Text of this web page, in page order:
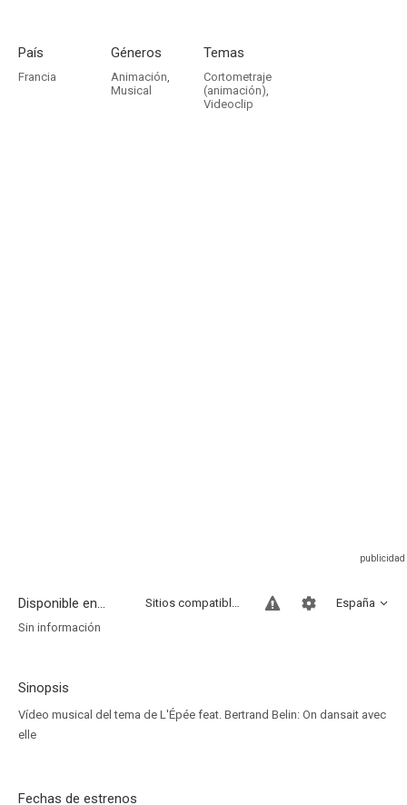
País
Francia
Géneros
Animación,
Musical
Temas
Cortometraje
(animación),
Videoclip
Disponible en... España
Sitios compatibles
Sin información
Sinopsis
Vídeo musical del tema de L'Épée feat. Bertrand Belin: On dansait avec
elle
Fechas de estrenos